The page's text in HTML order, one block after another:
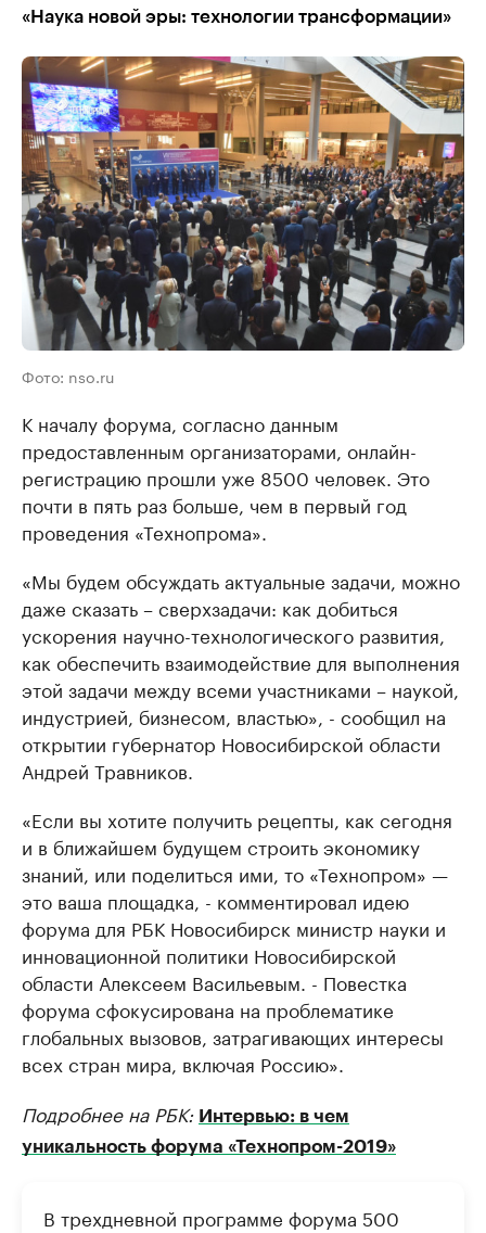
«Наука новой эры: технологии трансформации»
Фото: nso.ru
К началу форума, согласно данным
предоставленным организаторами, онлайн-
регистрацию прошли уже 8500 человек. Это
почти в пять раз больше, чем в первый год
проведения «Технопрома».
«Мы будем обсуждать актуальные задачи, можно
даже сказать – сверхзадачи: как добиться
ускорения научно-технологического развития,
как обеспечить взаимодействие для выполнения
этой задачи между всеми участниками – наукой,
индустрией, бизнесом, властью», - сообщил на
открытии губернатор Новосибирской области
Андрей Травников.
«Если вы хотите получить рецепты, как сегодня
и в ближайшем будущем строить экономику
знаний, или поделиться ими, то «Технопром» —
это ваша площадка, - комментировал идею
форума для РБК Новосибирск министр науки и
инновационной политики Новосибирской
области Алексеем Васильевым. - Повестка
форума сфокусирована на проблематике
глобальных вызовов, затрагивающих интересы
всех стран мира, включая Россию».
Подробнее на РБК: Интервью: в чем
уникальность форума «Технопром-2019»
В трехдневной программе форума 500